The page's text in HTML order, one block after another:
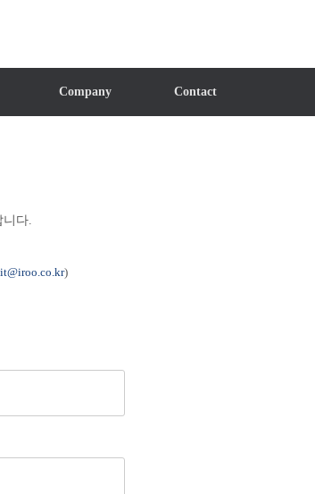
Company Contact
니다.
)